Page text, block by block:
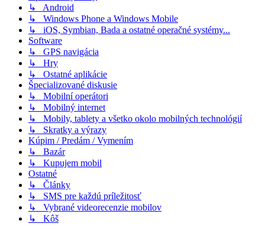
↳ Android
↳ Windows Phone a Windows Mobile
↳ iOS, Symbian, Bada a ostatné operačné systémy...
Software
↳ GPS navigácia
↳ Hry
↳ Ostatné aplikácie
Špecializované diskusie
↳ Mobilní operátori
↳ Mobilný internet
↳ Mobily, tablety a všetko okolo mobilných technológií
↳ Skratky a výrazy
Kúpim / Predám / Vymením
↳ Bazár
↳ Kupujem mobil
Ostatné
↳ Články
↳ SMS pre každú príležitosť
↳ Vybrané videorecenzie mobilov
↳ Kôš